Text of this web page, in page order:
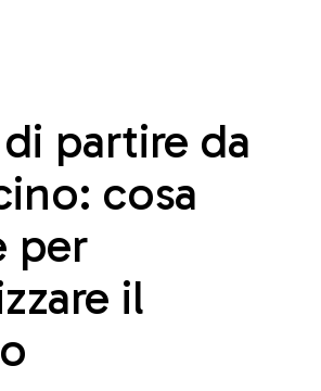
partire da
cosa
per
il